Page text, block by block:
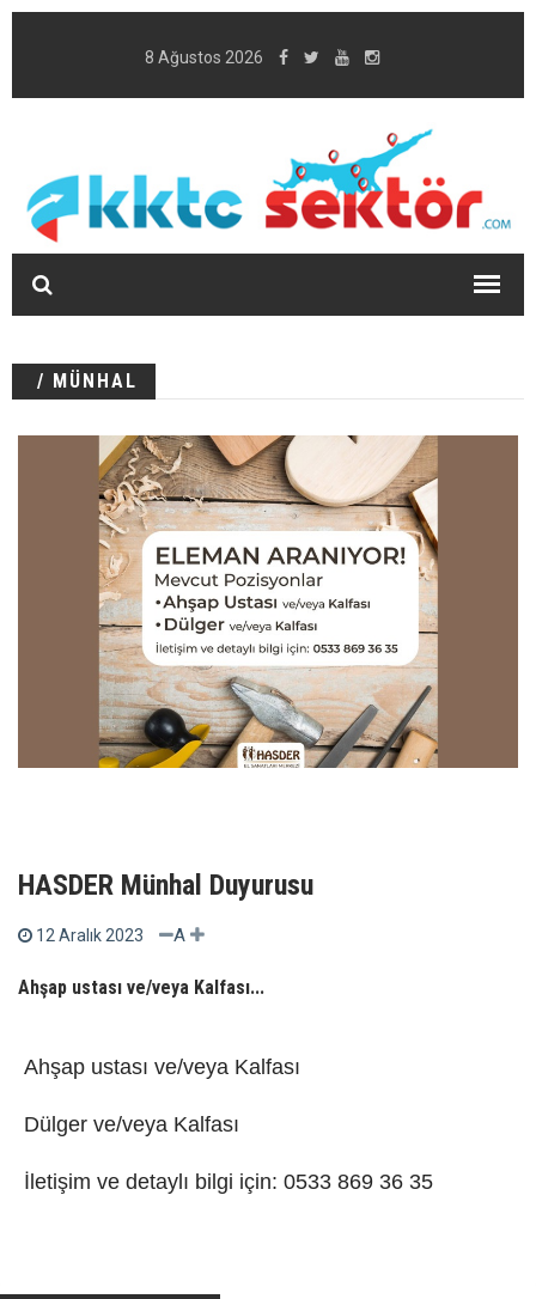
8 Ağustos 2026
/ MÜNHAL
HASDER Münhal Duyurusu
12 Aralık 2023 A
Ahşap ustası ve/veya Kalfası...
Ahşap ustası ve/veya Kalfası
Dülger ve/veya Kalfası
İletişim ve detaylı bilgi için: 0533 869 36 35